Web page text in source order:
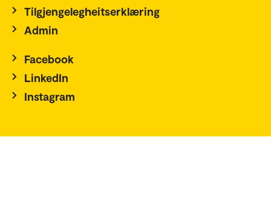
Tilgjengelegheitserklæring
Admin
Facebook
LinkedIn
Instagram